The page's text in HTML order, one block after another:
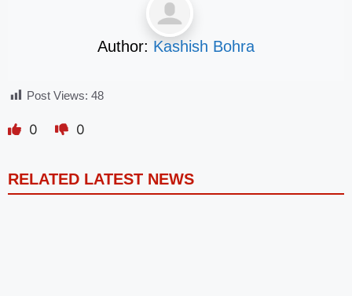
Author: Kashish Bohra
Post Views: 48
0 0
RELATED LATEST NEWS